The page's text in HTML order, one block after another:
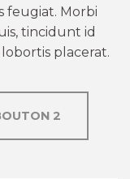
feugiat. Morbi
tincidunt id
placerat.
2